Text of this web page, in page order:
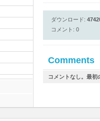
ダウンロード:
コメント: 0
Comments
コメントなし。最初